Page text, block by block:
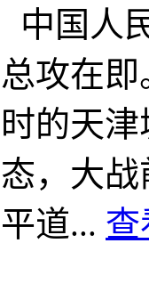
国人民
攻在
的天
，大
道... 查